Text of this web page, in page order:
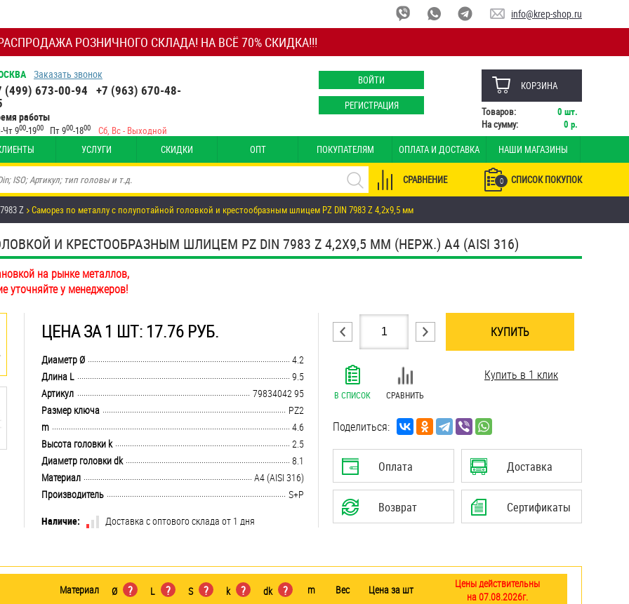
РОЗНИЧНОГО СКЛАДА! НА ВСЁ 70% СКИДКА!!!
info@krep-shop.ru
Заказать звонок
(499) 673-00-94 +7 (963) 670-48-
работы
Чт 900-1900 Пт 900-1800 Сб, Вс - Выходной
ВОЙТИ
РЕГИСТРАЦИЯ
КОРЗИНА
Товаров: 0 шт.
На сумму:
0 р.
УСЛУГИ СКИДКИ ОПТ ПОКУПАТЕЛЯМ ОПЛАТА И ДОСТАВКА НАШИ МАГАЗИНЫ
0 СПИСОК ПОКУПОК
СРАВНЕНИЕ
Z Саморез по металлу с полупотайной головкой и крестообразным шлицем PZ DIN 7983 Z 4,2х9,5 мм
И КРЕСТООБРАЗНЫМ ШЛИЦЕМ PZ DIN 7983 Z 4,2Х9,5 ММ (НЕРЖ.) A4 (AISI 316)
на рынке металлов,
уточняйте у менеджеров!
ЦЕНА ЗА 1 ШТ: 17.76 РУБ.
........................................................................................................................................................................................................
Диаметр Ø
4.2
........................................................................................................................................................................................................
Длина L
9.5
........................................................................................................................................................................................................
Артикул
79834042 95
........................................................................................................................................................................................................
Размер ключа
PZ2
........................................................................................................................................................................................................
m
4.6
........................................................................................................................................................................................................
Высота головки k
2.5
........................................................................................................................................................................................................
Диаметр головки dk
8.1
........................................................................................................................................................................................................
Материал
A4 (AISI 316)
........................................................................................................................................................................................................
Производитель
S+P
Наличие:
Доставка с оптового склада от 1 дня
КУПИТЬ
В СПИСОК СРАВНИТЬ
Купить в 1 клик
Поделиться:
Оплата Доставка
Возврат Сертификаты
Материал Ø ? L ? S ? k ? dk ? m Вес Цена за шт
Цены действительны
на 07.08.2026г.